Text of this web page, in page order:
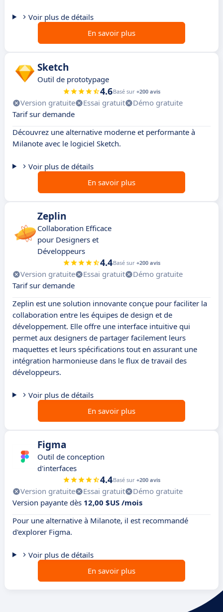
Voir plus de détails
En savoir plus
Sketch
Outil de prototypage
4.6Basé sur +200 avis
Version gratuite Essai gratuit
Démo gratuite
Tarif sur demande
Découvrez une alternative moderne et performante à
Milanote avec le logiciel Sketch.
Voir plus de détails
En savoir plus
Zeplin
Collaboration Efficace
pour Designers et
Développeurs
4.4Basé sur +200 avis
Version gratuite Essai gratuit
Démo gratuite
Tarif sur demande
Zeplin est une solution innovante conçue pour faciliter la
collaboration entre les équipes de design et de
développement. Elle offre une interface intuitive qui
permet aux designers de partager facilement leurs
maquettes et leurs spécifications tout en assurant une
intégration harmonieuse dans le flux de travail des
développeurs.
Voir plus de détails
En savoir plus
Figma
Outil de conception
d'interfaces
4.4Basé sur +200 avis
Version gratuite Essai gratuit
Démo gratuite
Version payante dès 12,00 $US /mois
Pour une alternative à Milanote, il est recommandé
d'explorer Figma.
Voir plus de détails
En savoir plus